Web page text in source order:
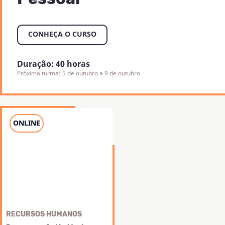
eficiente.
CONHEÇA O CURSO
Duração: 40 horas
Próxima turma: 5 de outubro a 9 de outubro
ONLINE
RECURSOS HUMANOS